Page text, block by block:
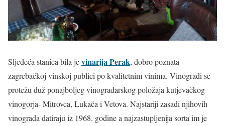
Sljedeća stanica bila jevinarija Perak, dobro poznata
zagrebačkoj vinskoj publici po kvalitetnim vinima. Vinogradi se
protežu duž ponajboljeg vinogradarskog položaja kutjevačkog
vinogorja- Mitrovca, Lukača i Vetova. Najstariji zasadi njihovih
vinograda datiraju iz 1968. godine a najzastupljenija sorta im je